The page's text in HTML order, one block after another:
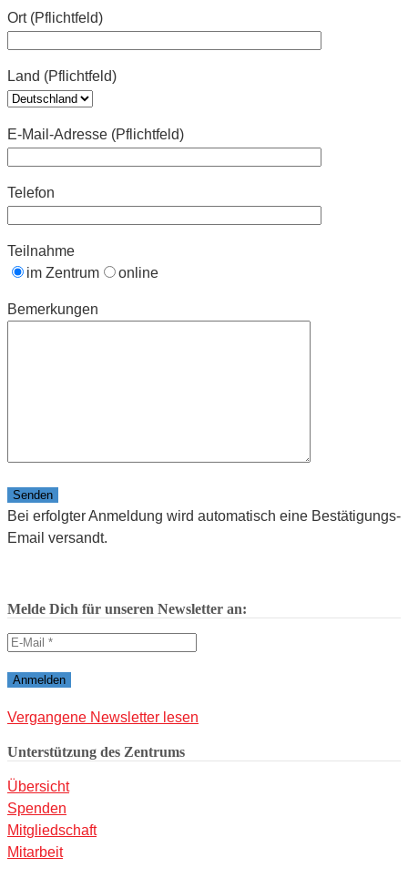
Ort (Pflichtfeld)
Land (Pflichtfeld)
E-Mail-Adresse (Pflichtfeld)
Telefon
Teilnahme
im Zentrum
online
Bemerkungen
Bitte lasse dieses Feld leer.
Bei erfolgter Anmeldung wird automatisch eine Bestätigungs-
Email versandt.
Melde Dich für unseren Newsletter an:
Vergangene Newsletter lesen
Unterstützung des Zentrums
Übersicht
Spenden
Mitgliedschaft
Mitarbeit